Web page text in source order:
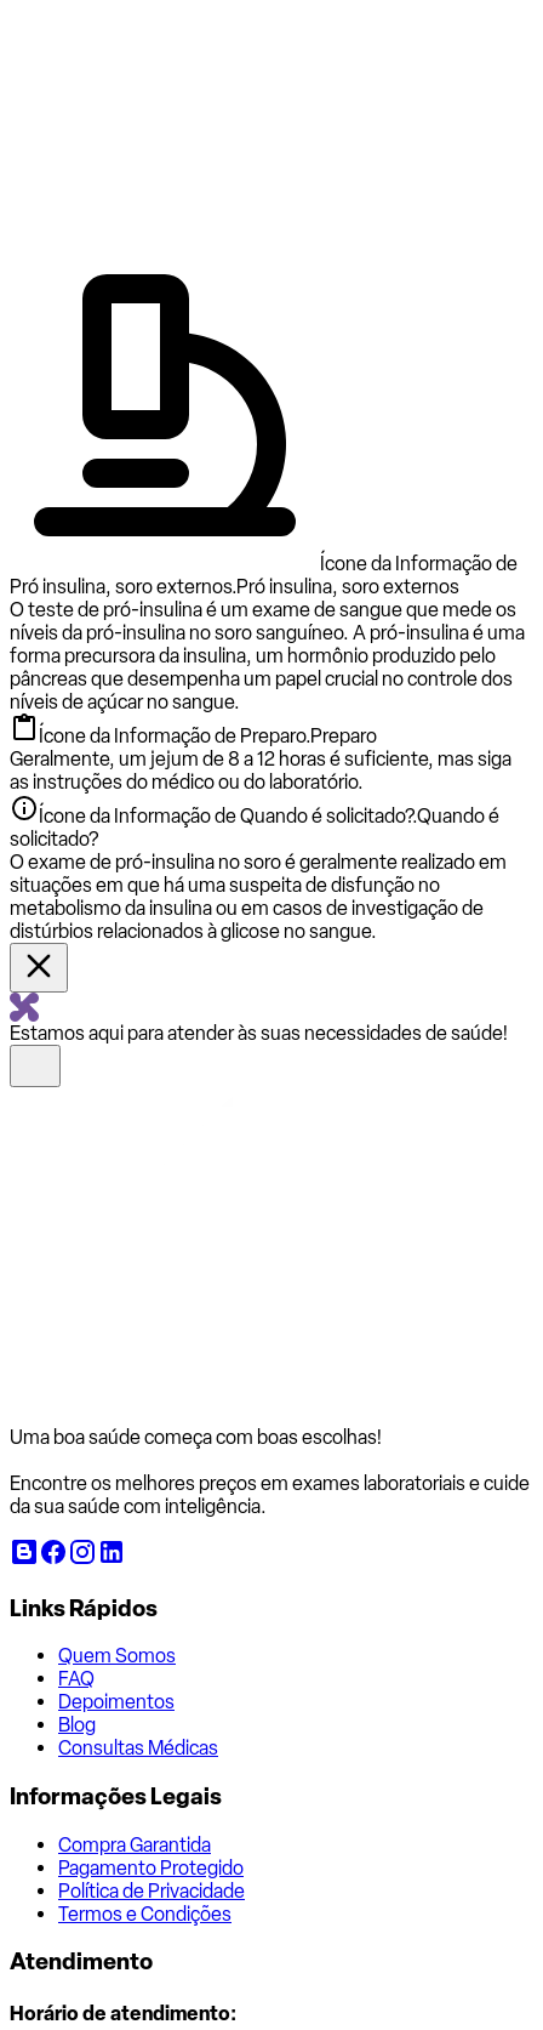
Ícone da Informação de
Pró insulina, soro externos.Pró insulina, soro externos
O teste de pró-insulina é um exame de sangue que mede os
níveis da pró-insulina no soro sanguíneo. A pró-insulina é uma
forma precursora da insulina, um hormônio produzido pelo
pâncreas que desempenha um papel crucial no controle dos
níveis de açúcar no sangue.
Ícone da Informação de Preparo.Preparo
Geralmente, um jejum de 8 a 12 horas é suficiente, mas siga
as instruções do médico ou do laboratório.
Ícone da Informação de Quando é solicitado?.Quando é
solicitado?
O exame de pró-insulina no soro é geralmente realizado em
situações em que há uma suspeita de disfunção no
metabolismo da insulina ou em casos de investigação de
distúrbios relacionados à glicose no sangue.
Estamos aqui para atender às suas necessidades de saúde!
Uma boa saúde começa com boas escolhas!
Encontre os melhores preços em exames laboratoriais e cuide
da sua saúde com inteligência.
Links Rápidos
Quem Somos
FAQ
Depoimentos
Blog
Consultas Médicas
Informações Legais
Compra Garantida
Pagamento Protegido
Política de Privacidade
Termos e Condições
Atendimento
Horário de atendimento: